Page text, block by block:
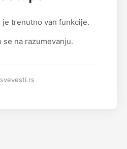
trenutno van funkcije.
se na razumevanju.